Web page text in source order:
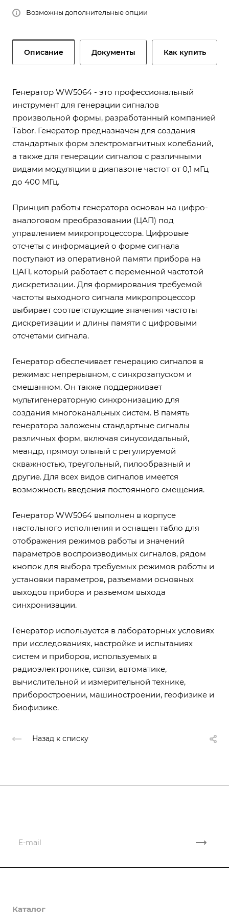
Возможны дополнительные опции
Описание Документы Как купить
Генератор WW5064 - это профессиональный
инструмент для генерации сигналов
произвольной формы, разработанный компанией
Tabor. Генератор предназначен для создания
стандартных форм электромагнитных колебаний,
а также для генерации сигналов с различными
видами модуляции в диапазоне частот от 0,1 мГц
до 400 МГц.
Принцип работы генератора основан на цифро-
аналоговом преобразовании (ЦАП) под
управлением микропроцессора. Цифровые
отсчеты с информацией о форме сигнала
поступают из оперативной памяти прибора на
ЦАП, который работает с переменной частотой
дискретизации. Для формирования требуемой
частоты выходного сигнала микропроцессор
выбирает соответствующие значения частоты
дискретизации и длины памяти с цифровыми
отсчетами сигнала.
Генератор обеспечивает генерацию сигналов в
режимах: непрерывном, с синхрозапуском и
смешанном. Он также поддерживает
мультигенераторную синхронизацию для
создания многоканальных систем. В память
генератора заложены стандартные сигналы
различных форм, включая синусоидальный,
меандр, прямоугольный с регулируемой
скважностью, треугольный, пилообразный и
другие. Для всех видов сигналов имеется
возможность введения постоянного смещения.
Генератор WW5064 выполнен в корпусе
настольного исполнения и оснащен табло для
отображения режимов работы и значений
параметров воспроизводимых сигналов, рядом
кнопок для выбора требуемых режимов работы и
установки параметров, разъемами основных
выходов прибора и разъемом выхода
синхронизации.
Генератор используется в лабораторных условиях
при исследованиях, настройке и испытаниях
систем и приборов, используемых в
радиоэлектронике, связи, автоматике,
вычислительной и измерительной технике,
приборостроении, машиностроении, геофизике и
биофизике.
Назад к списку
О компании
Каталог